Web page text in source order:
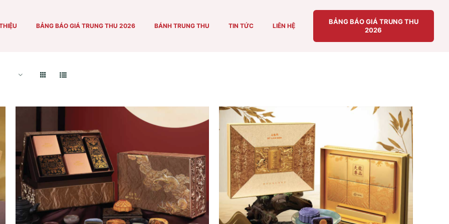
BẢNG BÁO GIÁ TRUNG THU 2026 BÁNH TRUNG THU TIN TỨC LIÊN HỆ
BẢNG BÁO GIÁ TRUNG THU
2026
ADD TO CART / QUICK VIEW ADD TO CART QUICK VIEW